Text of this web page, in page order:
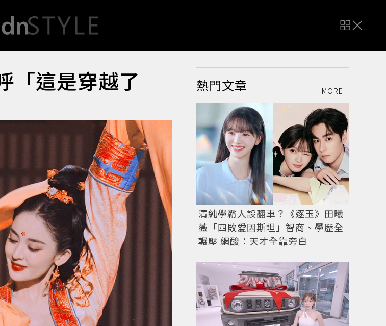
「這是穿越了
熱門文章 MORE
清純學霸人設翻車？《逐玉》田曦
薇「四敗愛因斯坦」智商、學歷全
輾壓 網酸：天才全靠旁白